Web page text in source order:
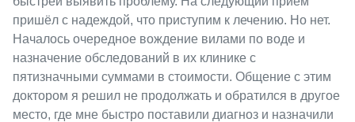
пришёл с надеждой, что приступим к лечению. Но нет.
Началось очередное вождение вилами по воде и
назначение обследований в их клинике с
пятизначными суммами в стоимости. Общение с этим
доктором я решил не продолжать и обратился в другое
место, где мне быстро поставили диагноз и назначили